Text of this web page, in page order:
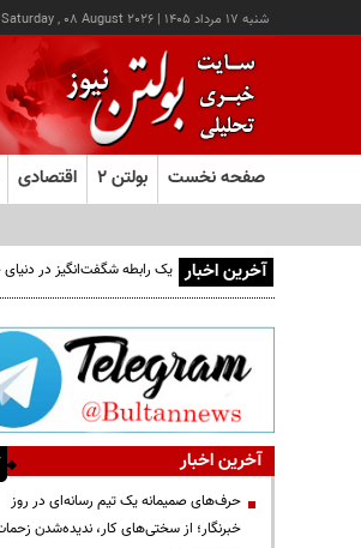
شنبه ۱۷ مرداد ۱۴۰۵ |
Saturday , 08 August 2026
صفحه نخست بولتن ۲ اقتصادی
آخرین اخبار یک رابطه شگفت‌انگیز در
آخرین اخبار
حرف‌های صمیمانه یک تیم رسانه‌ای در روز
خبرنگار؛ از سختی‌های کار، ندیده‌شدن